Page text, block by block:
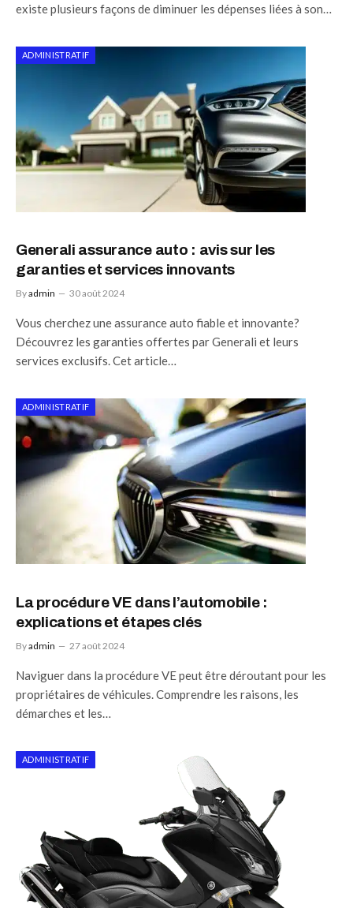
existe plusieurs façons de diminuer les dépenses liées à son…
ADMINISTRATIF
Generali assurance auto : avis sur les
garanties et services innovants
Byadmin 30 août 2024
Vous cherchez une assurance auto fiable et innovante?
Découvrez les garanties offertes par Generali et leurs
services exclusifs. Cet article…
ADMINISTRATIF
La procédure VE dans l’automobile :
explications et étapes clés
Byadmin 27 août 2024
Naviguer dans la procédure VE peut être déroutant pour les
propriétaires de véhicules. Comprendre les raisons, les
démarches et les…
ADMINISTRATIF